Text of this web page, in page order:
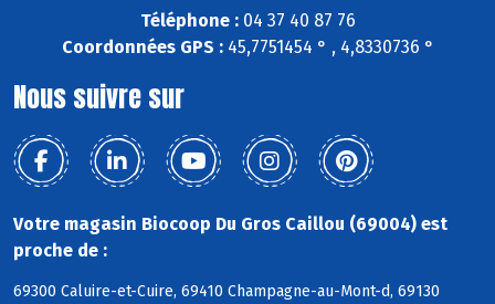
Téléphone :04 37 40 87 76
Coordonnées GPS :45,7751454 ° , 4,8330736 °
Nous suivre sur
Votre magasin Biocoop Du Gros Caillou (69004) est
proche de :
69300 Caluire-et-Cuire, 69410 Champagne-au-Mont-d, 69130